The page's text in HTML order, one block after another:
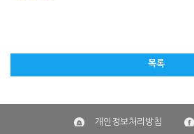
목록
개인정보처리방침